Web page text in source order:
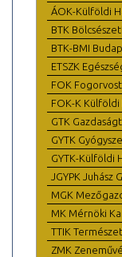
ÁOK-Külföldi
BTK
BTK-BMI
ETSZK
FOK
FOK-K
GTK
GYTK
GYTK-Külföldi
JGYPK Juhász
MGK
MK Mérnöki
TTIK
ZMK